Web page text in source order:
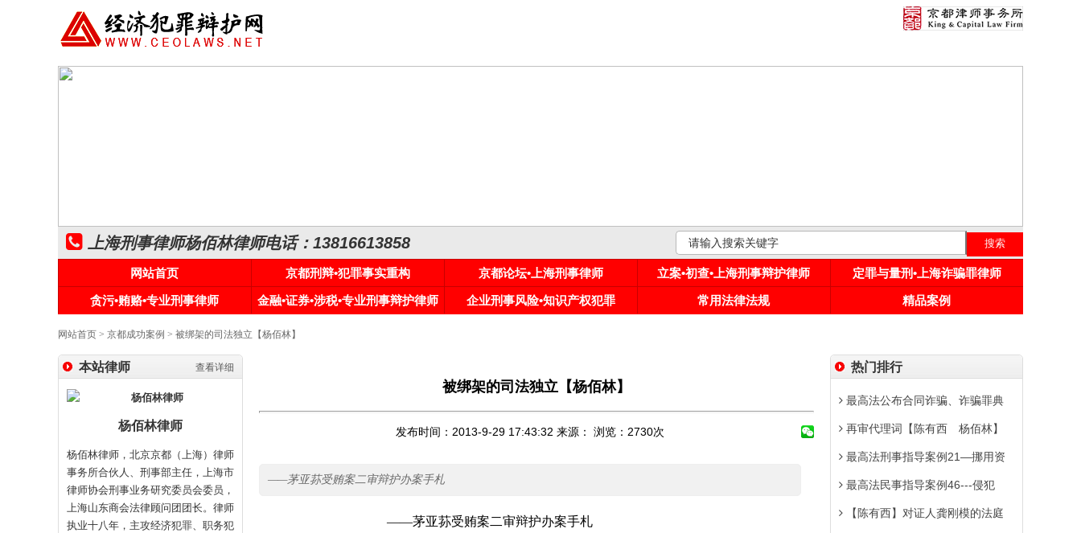
上海刑事律师杨佰林律师电话：13816613858
网站首页 京都刑辩•犯罪事实重构 京都论坛•上海刑事律师 立案•初查•上海刑事辩护律师
定罪与量刑•上海诈骗罪律师
贪污•贿赂•专业刑事律师
金融•证券•涉税•专业刑事辩护律师 企业刑事风险•知识产权犯罪 常用法律法规 精品案例
网站首页 > 京都成功案例 > 被绑架的司法独立【杨佰林】
查看详细
本站律师
杨佰林律师
杨佰林律师，北京京都（上海）律师
事务所合伙人、刑事部主任，上海市
律师协会刑事业务研究委员会委员，
上海山东商会法律顾问团团长。律师
执业十八年，主攻经济犯罪、职务犯
被绑架的司法独立【杨佰林】
发布时间：2013-9-29 17:43:32 来源： 浏览： 2730次
——茅亚荪受贿案二审辩护办案手札
——茅亚荪受贿案二审辩护办案手札
热门排行
最高法公布合同诈骗、诈骗罪典
再审代理词【陈有西 杨佰林】
最高法刑事指导案例21—挪用资
最高法民事指导案例46---侵犯
【陈有西】对证人龚刚模的法庭